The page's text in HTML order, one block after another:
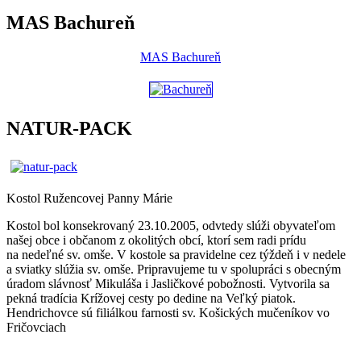
MAS Bachureň
MAS Bachureň
NATUR-PACK
Kostol Ružencovej Panny Márie
Kostol bol konsekrovaný 23.10.2005, odvtedy slúži obyvateľom
našej obce i občanom z okolitých obcí, ktorí sem radi prídu
na nedeľné sv. omše. V kostole sa pravidelne cez týždeň i v nedele
a sviatky slúžia sv. omše. Pripravujeme tu v spolupráci s obecným
úradom slávnosť Mikuláša i Jasličkové pobožnosti. Vytvorila sa
pekná tradícia Krížovej cesty po dedine na Veľký piatok.
Hendrichovce sú filiálkou farnosti sv. Košických mučeníkov vo
Fričovciach